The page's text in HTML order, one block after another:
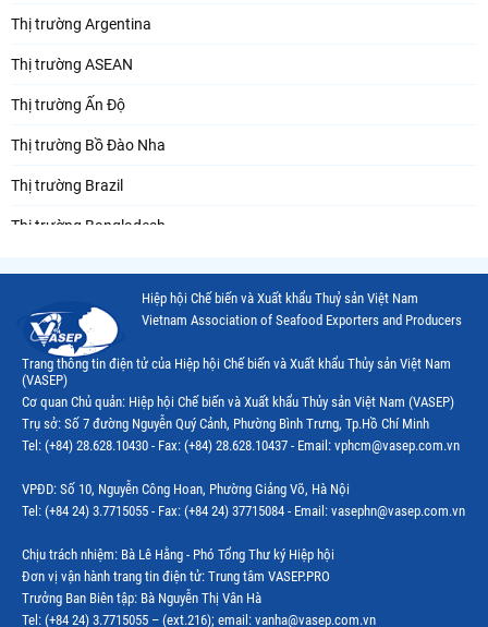
Thị trường Argentina
Thị trường ASEAN
Thị trường Ấn Độ
Thị trường Bồ Đào Nha
Thị trường Brazil
Thị trường Bangladesh
Thị trường Canada
Thị trường Ecuador
Thị trường EU
Thị trường Indonesia
Thị trường Mỹ
Thị trường Nga
Thị trường Hàn Quốc
Hiệp hội Chế biến và Xuất khẩu Thuỷ sản Việt Nam
Vietnam Association of Seafood Exporters and Producers
Trang thông tin điện tử của Hiệp hội Chế biến và Xuất khẩu Thủy sản Việt Nam
(VASEP)
Cơ quan Chủ quản: Hiệp hội Chế biến và Xuất khẩu Thủy sản Việt Nam (VASEP)
Trụ sở: Số 7 đường Nguyễn Quý Cảnh, Phường Bình Trưng, Tp.Hồ Chí Minh
Tel: (+84) 28.628.10430 - Fax: (+84) 28.628.10437 - Email: vphcm@vasep.com.vn
VPĐD: Số 10, Nguyễn Công Hoan, Phường Giảng Võ, Hà Nội
Tel: (+84 24) 3.7715055 - Fax: (+84 24) 37715084 - Email: vasephn@vasep.com.vn
Chịu trách nhiệm: Bà Lê Hằng - Phó Tổng Thư ký Hiệp hội
Đơn vị vận hành trang tin điện tử: Trung tâm VASEP.PRO
Trưởng Ban Biên tập: Bà Nguyễn Thị Vân Hà
Tel: (+84 24) 3.7715055 – (ext.216); email: vanha@vasep.com.vn